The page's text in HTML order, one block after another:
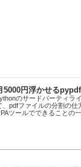
5000円浮かせる
のサードパーティラ
、pdfファイルの分割の仕
ツールでできることの